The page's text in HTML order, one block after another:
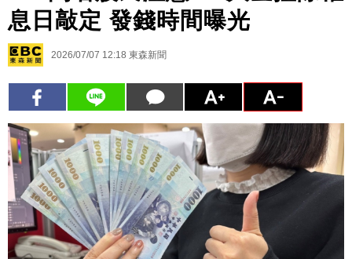
息日敲定 發錢時間曝光
2026/07/07 12:18 東森新聞